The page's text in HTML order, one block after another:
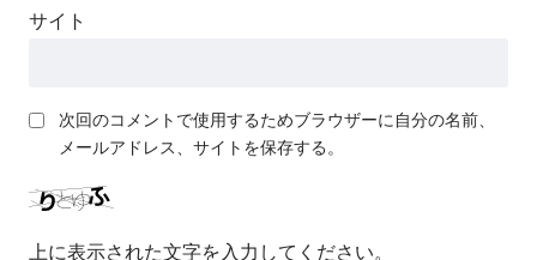
サイト
次回のコメントで使用するためブラウザーに自分の名前、
メールアドレス、サイトを保存する。
上に表示された文字を入力してください。